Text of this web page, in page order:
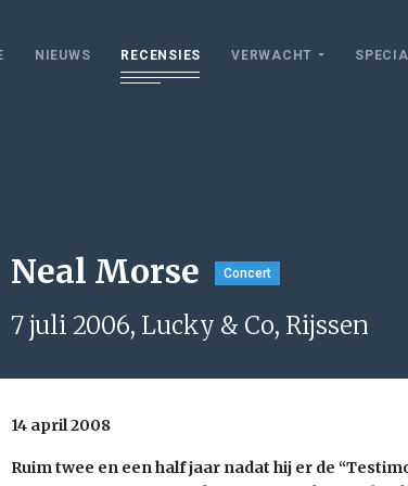
NIEUWS RECENSIES VERWACHT
Neal Morse Concert
7 juli 2006, Lucky & Co, Rijssen
14 april 2008
Ruim twee en een half jaar nadat hij er de